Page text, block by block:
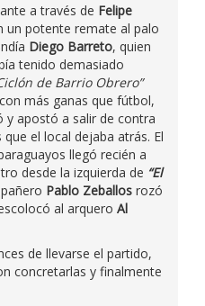
a través de Felipe
un potente remate al palo
Diego Barreto, quien
tenido demasiado
de Barrio Obrero”
más ganas que fútbol,
y apostó a salir de contra
el local dejaba atrás. El
llegó recién a
desde la izquierda de “El
Pablo Zeballos rozó
al arquero Al
de llevarse el partido,
concretarlas y finalmente